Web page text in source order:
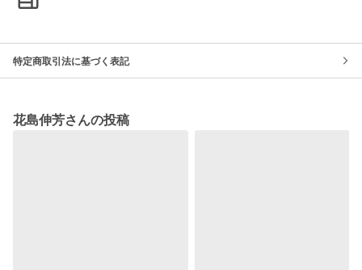
特定商取引法に基づく表記
花島伸芳さんの投稿